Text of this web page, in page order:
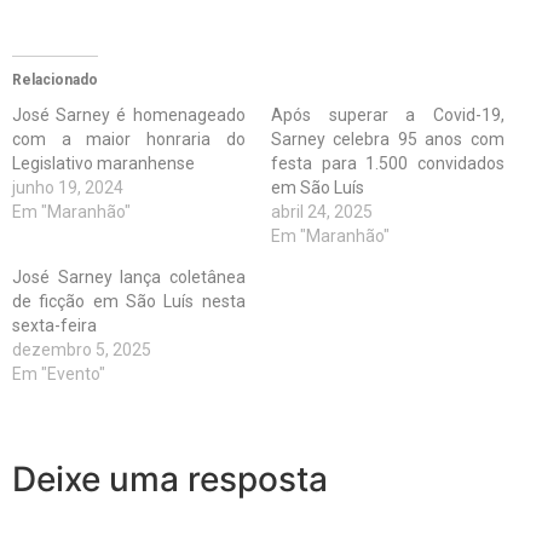
Relacionado
José Sarney é homenageado
com a maior honraria do
Legislativo maranhense
junho 19, 2024
Em "Maranhão"
Após superar a Covid-19,
Sarney celebra 95 anos com
festa para 1.500 convidados
em São Luís
abril 24, 2025
Em "Maranhão"
José Sarney lança coletânea
de ficção em São Luís nesta
sexta-feira
dezembro 5, 2025
Em "Evento"
Deixe uma resposta